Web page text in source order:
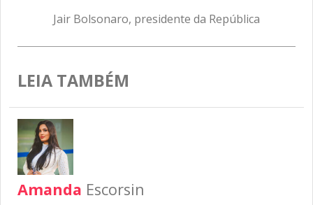
Jair Bolsonaro, presidente da República
LEIA TAMBÉM
Amanda Escorsin